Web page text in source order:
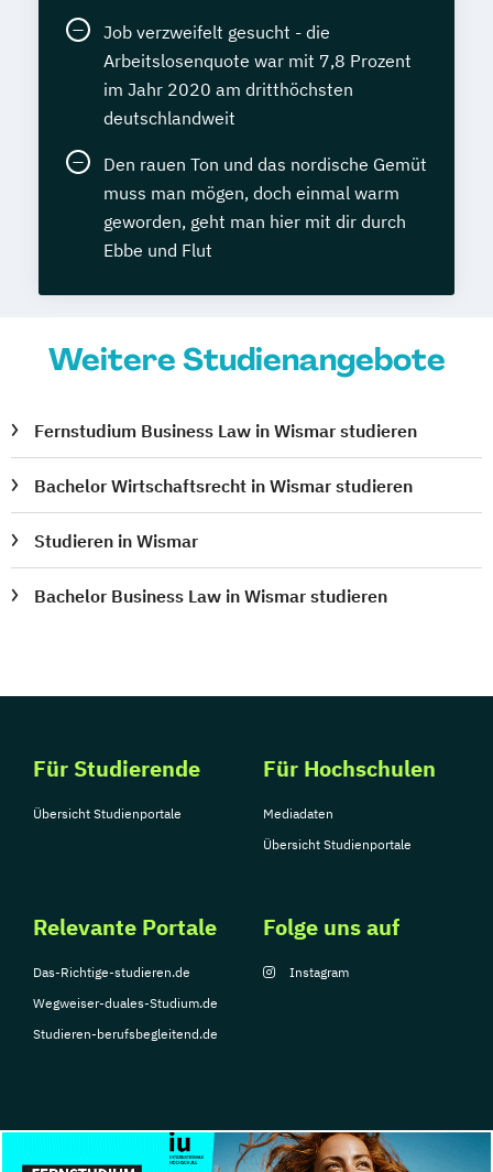
Job verzweifelt gesucht - die
Arbeitslosenquote war mit 7,8 Prozent
im Jahr 2020 am dritthöchsten
deutschlandweit
Den rauen Ton und das nordische Gemüt
muss man mögen, doch einmal warm
geworden, geht man hier mit dir durch
Ebbe und Flut
Weitere Studienangebote
Fernstudium Business Law in Wismar studieren
Bachelor Wirtschaftsrecht in Wismar studieren
Studieren in Wismar
Bachelor Business Law in Wismar studieren
Für Studierende
Übersicht Studienportale
Für Hochschulen
Mediadaten
Übersicht Studienportale
Relevante Portale
Das-Richtige-studieren.de
Wegweiser-duales-Studium.de
Studieren-berufsbegleitend.de
Folge uns auf
Instagram